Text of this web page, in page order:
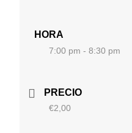
HORA
7:00 pm - 8:30 pm
PRECIO
€2,00